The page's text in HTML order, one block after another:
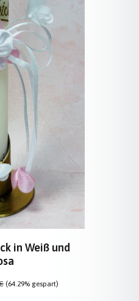
in Weiß und
Preis:
(64.29% gespart)